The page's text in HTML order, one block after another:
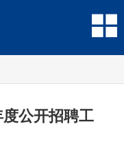
公开招聘工